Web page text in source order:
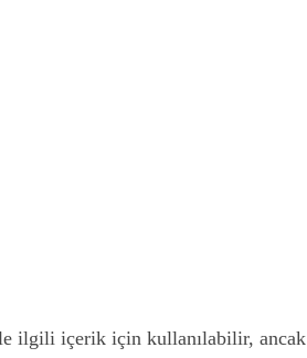
ilgili içerik için kullanılabilir, ancak